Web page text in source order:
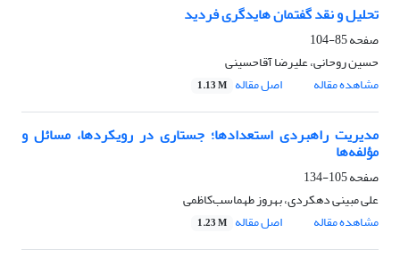
تحلیل و نقد گفتمان هایدگری فردید
صفحه85-104
حسین روحانی، علیرضا آقاحسینی
مشاهده مقاله
اصل مقاله 1.13 M
مدیریت راهبردی استعدادها؛ جستاری در رویکردها، مسائل و
مؤلفه‌ها
صفحه105-134
علی مبینی دهکردی، بهروز طهماسب‌کاظمی
مشاهده مقاله
اصل مقاله 1.23 M